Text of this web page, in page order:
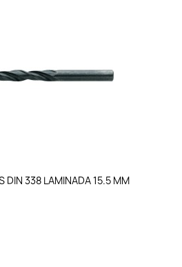
DIN 338 LAMINADA 15.5 MM